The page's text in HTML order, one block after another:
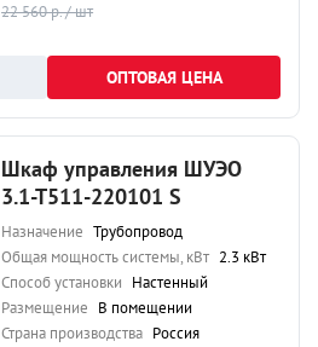
22 560 р. / шт
ОПТОВАЯ ЦЕНА
Шкаф управления ШУЭО
3.1-Т511-220101 S
Назначение Трубопровод
Общая мощность системы, кВт 2.3 кВт
Способ установки Настенный
Размещение В помещении
Страна производства Россия